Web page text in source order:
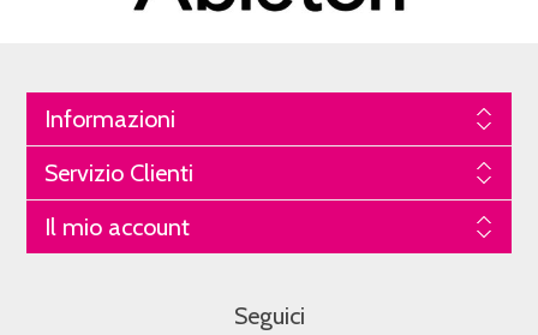
Informazioni
Servizio Clienti
Il mio account
Seguici